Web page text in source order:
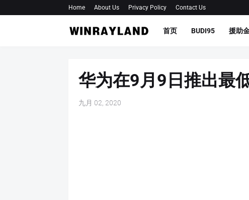
Home About Us Privacy Policy Contact Us
首页 BUDI95 援助
华为在9月9日推出最
九月 02, 2020